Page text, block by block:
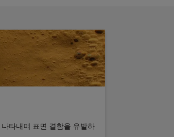
타내며 표면 결함을 유발하